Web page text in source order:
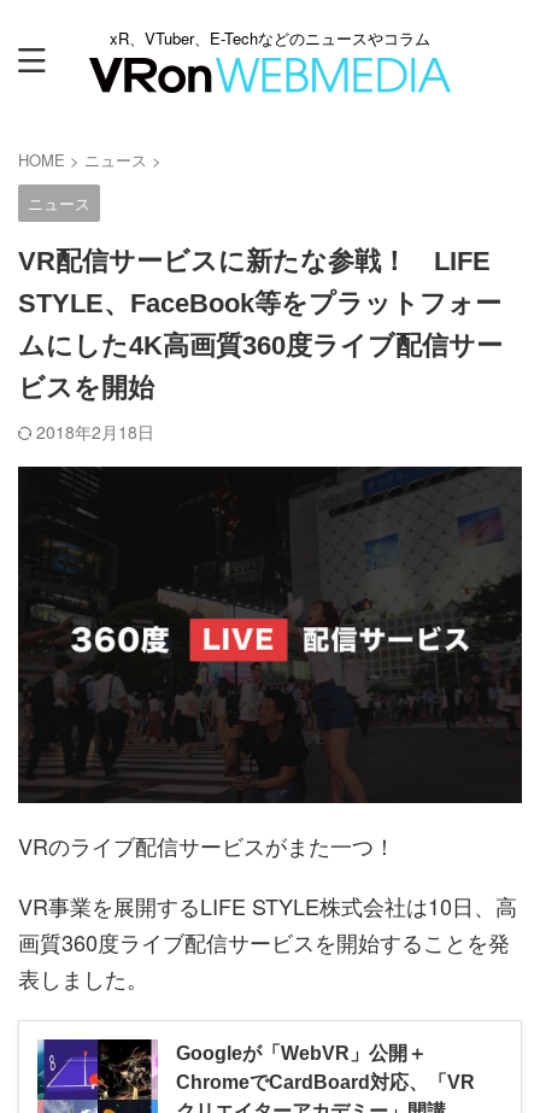
xR、VTuber、E-Techなどのニュースやコラム
HOME > ニュース >
ニュース
VR配信サービスに新たな参戦！ LIFE
STYLE、FaceBook等をプラットフォー
ムにした4K高画質360度ライブ配信サー
ビスを開始
2018年2月18日
VRのライブ配信サービスがまた一つ！
VR事業を展開するLIFE STYLE株式会社は10日、高
画質360度ライブ配信サービスを開始することを発
表しました。
Googleが「WebVR」公開＋
ChromeでCardBoard対応、「VR